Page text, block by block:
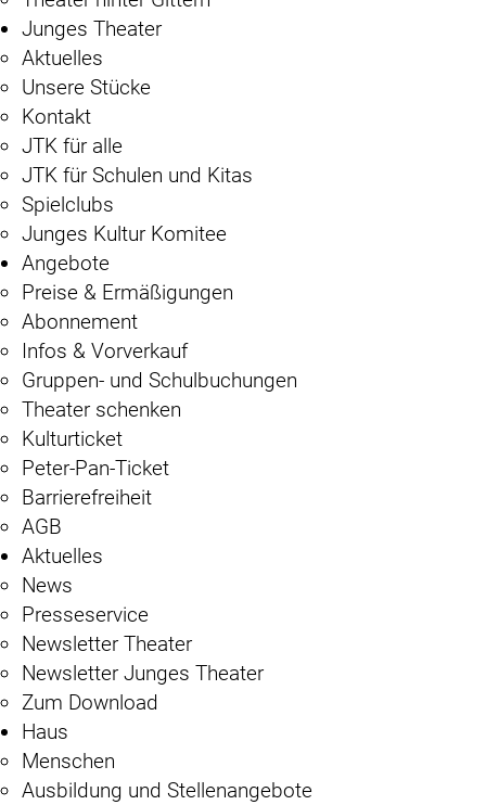
Junges Theater
Aktuelles
Unsere Stücke
Kontakt
JTK für alle
JTK für Schulen und Kitas
Spielclubs
Junges Kultur Komitee
Angebote
Preise & Ermäßigungen
Abonnement
Infos & Vorverkauf
Gruppen- und Schulbuchungen
Theater schenken
Kulturticket
Peter-Pan-Ticket
Barrierefreiheit
AGB
Aktuelles
News
Presseservice
Newsletter Theater
Newsletter Junges Theater
Zum Download
Haus
Menschen
Ausbildung und Stellenangebote